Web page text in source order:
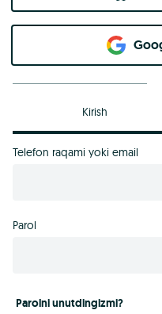
Kirish
Telefon raqami yoki email
Parol
Parolni unutdingizmi?